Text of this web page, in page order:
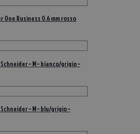
One Business 0.6 mm rosso
– M – bianco/grigio –
– M – blu/grigio –